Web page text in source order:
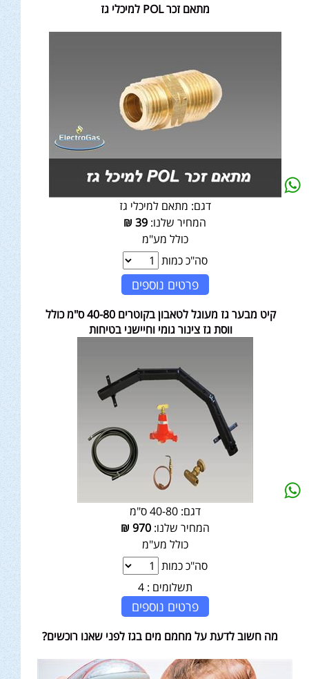
מתאם זכר POL למיכלי גז
דגם: מתאם למיכלי גז
המחיר שלנו: 39
₪
כולל מע"מ
סה"כ כמות
פרטים נוספים
קיט מבער גז מעוגל לטאבון בקוטרים 40-80 ס"מ כולל
ווסת גז צינור גומי וחיישני בטיחות
דגם: 40-80 ס"מ
המחיר שלנו:970
₪
כולל מע"מ
סה"כ כמות
תשלומים : 4
פרטים נוספים
מה חשוב לדעת על מחמם מים בגז לפני שאנו רוכשים?